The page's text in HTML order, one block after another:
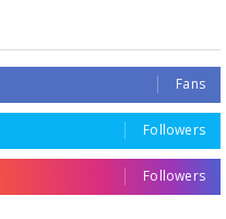
Fans
Followers
Followers